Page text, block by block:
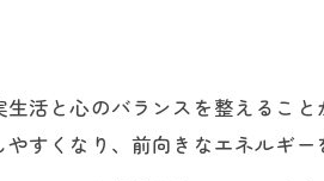
活と心のバランスを整えるこ
すくなり、前向きなエネルギ